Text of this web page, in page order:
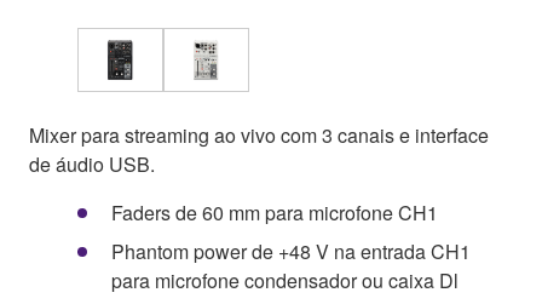
Mixer para streaming ao vivo com 3 canais e interface
de áudio USB.
Faders de 60 mm para microfone CH1
Phantom power de +48 V na entrada CH1
para microfone condensador ou caixa Dl